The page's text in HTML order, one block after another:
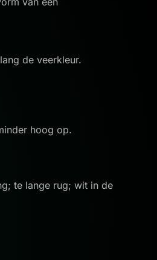
de veerkleur.
hoog op.
te lange rug; wit in de